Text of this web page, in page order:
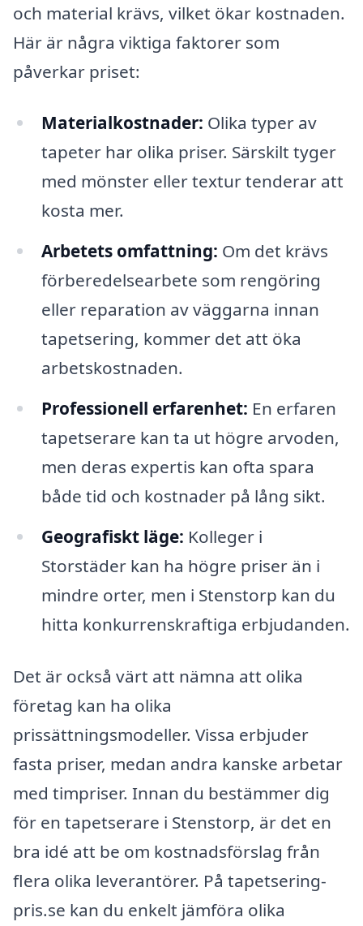
och material krävs, vilket ökar kostnaden.
Här är några viktiga faktorer som
påverkar priset:
Materialkostnader: Olika typer av
tapeter har olika priser. Särskilt tyger
med mönster eller textur tenderar att
kosta mer.
Arbetets omfattning: Om det krävs
förberedelsearbete som rengöring
eller reparation av väggarna innan
tapetsering, kommer det att öka
arbetskostnaden.
Professionell erfarenhet: En erfaren
tapetserare kan ta ut högre arvoden,
men deras expertis kan ofta spara
både tid och kostnader på lång sikt.
Geografiskt läge: Kolleger i
Storstäder kan ha högre priser än i
mindre orter, men i Stenstorp kan du
hitta konkurrenskraftiga erbjudanden.
Det är också värt att nämna att olika
företag kan ha olika
prissättningsmodeller. Vissa erbjuder
fasta priser, medan andra kanske arbetar
med timpriser. Innan du bestämmer dig
för en tapetserare i Stenstorp, är det en
bra idé att be om kostnadsförslag från
flera olika leverantörer. På tapetsering-
pris.se kan du enkelt jämföra olika